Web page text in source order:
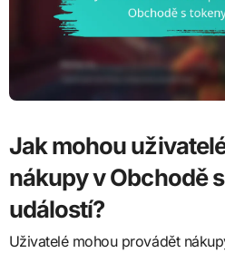
Jak mohou
nákupy v Obchodě
událostí?
Uživatelé mohou provádět